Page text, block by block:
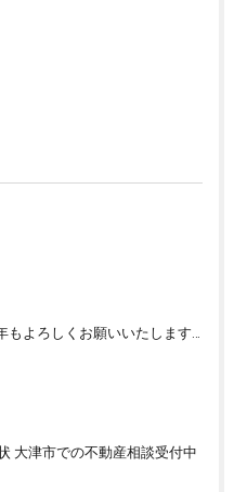
大津市での不動産相談受付中